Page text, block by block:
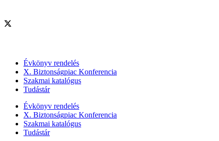
Évkönyv rendelés
X. Biztonságpiac Konferencia
Szakmai katalógus
Tudástár
Évkönyv rendelés
X. Biztonságpiac Konferencia
Szakmai katalógus
Tudástár